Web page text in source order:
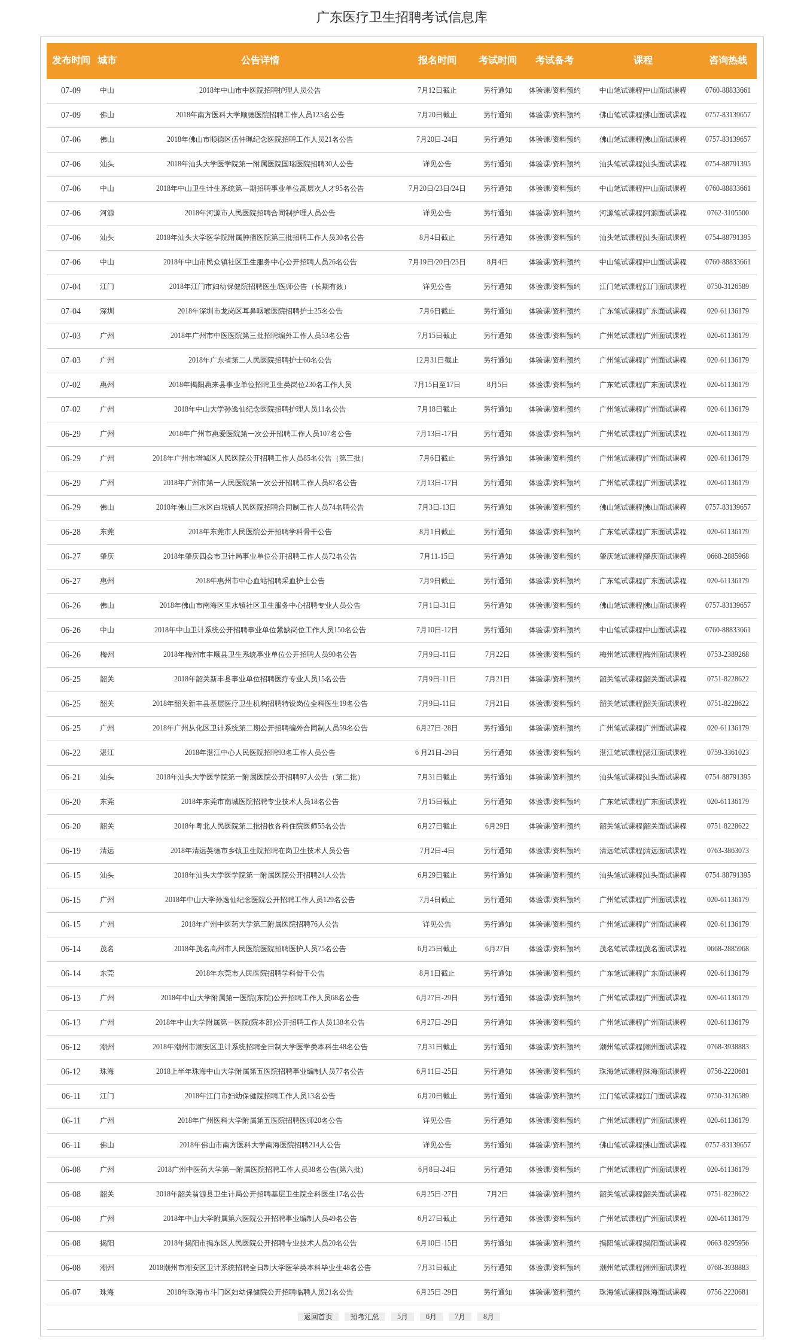
广东医疗卫生招聘考试信息库
发布时间 城市 公告详情 报名时间 考试时间 考试备考 课程 咨询热线
07-09 中山 2018年中山市中医院招聘护理人员公告 7月12日截止 另行通知 体验课/资料预约 中山笔试课程 |中山面试课程 0760-88833661
07-09 佛山 2018年南方医科大学顺德医院招聘工作人员123名公告 7月20日截止 另行通知 体验课/资料预约 佛山笔试课程 |佛山面试课程 0757-83139657
07-06 佛山 2018年佛山市顺德区伍仲珮纪念医院招聘工作人员21名公告 7月20日-24日 另行通知 体验课/资料预约 佛山笔试课程 |佛山面试课程 0757-83139657
07-06 汕头 2018年汕头大学医学院第一附属医院国瑞医院招聘30人公告 详见公告 另行通知 体验课/资料预约 汕头笔试课程 |汕头面试课程 0754-88791395
07-06 中山 2018年中山卫生计生系统第一期招聘事业单位高层次人才95名公告 7月20日/23日/24日 另行通知 体验课/资料预约 中山笔试课程 |中山面试课程 0760-88833661
07-06 河源 2018年河源市人民医院招聘合同制护理人员公告 详见公告 另行通知 体验课/资料预约 河源笔试课程 |河源面试课程 0762-3105500
07-06 汕头 2018年汕头大学医学院附属肿瘤医院第三批招聘工作人员30名公告 8月4日截止 另行通知 体验课/资料预约 汕头笔试课程 |汕头面试课程 0754-88791395
07-06 中山 2018年中山市民众镇社区卫生服务中心公开招聘人员26名公告 7月19日/20日/23日 8月4日 体验课/资料预约 中山笔试课程 |中山面试课程 0760-88833661
07-04 江门 2018年江门市妇幼保健院招聘医生/医师公告（长期有效） 详见公告 另行通知 体验课/资料预约 江门笔试课程 |江门面试课程 0750-3126589
07-04 深圳 2018年深圳市龙岗区耳鼻咽喉医院招聘护士25名公告 7月6日截止 另行通知 体验课/资料预约 广东笔试课程 广东面试课程 020-61136179
07-03 广州 2018年广州市中医医院第三批招聘编外工作人员53名公告 7月15日截止 另行通知 体验课/资料预约 广州笔试课程 广州面试课程 020-61136179
07-03 广州 2018年广东省第二人民医院招聘护士60名公告 12月31日截止 另行通知 体验课/资料预约 广州笔试课程 广州面试课程 020-61136179
07-02 惠州 2018年揭阳惠来县事业单位招聘卫生类岗位230名工作人员 7月15日至17日 8月5日 体验课/资料预约 广东笔试课程 广东面试课程 020-61136179
07-02 广州 2018年中山大学孙逸仙纪念医院招聘护理人员11名公告 7月18日截止 另行通知 体验课/资料预约 广州笔试课程 广州面试课程 020-61136179
06-29 广州 2018年广州市惠爱医院第一次公开招聘工作人员107名公告 7月13日-17日 另行通知 体验课/资料预约 广州笔试课程 广州面试课程 020-61136179
06-29 广州 2018年广州市增城区人民医院公开招聘工作人员85名公告（第三批） 7月6日截止 另行通知 体验课/资料预约 广州笔试课程 广州面试课程 020-61136179
06-29 广州 2018年广州市第一人民医院第一次公开招聘工作人员87名公告 7月13日-17日 另行通知 体验课/资料预约 广州笔试课程 广州面试课程 020-61136179
06-29 佛山 2018年佛山三水区白坭镇人民医院招聘合同制工作人员74名聘公告 7月3日-13日 另行通知 体验课/资料预约 佛山笔试课程 |佛山面试课程 0757-83139657
06-28 东莞 2018年东莞市人民医院公开招聘学科骨干公告 8月1日截止 另行通知 体验课/资料预约 广东笔试课程 广东面试课程 020-61136179
06-27 肇庆 2018年肇庆四会市卫计局事业单位公开招聘工作人员72名公告 7月11-15日 另行通知 体验课/资料预约 肇庆笔试课程 |肇庆面试课程 0668-2885968
06-27 惠州 2018年惠州市中心血站招聘采血护士公告 7月9日截止 另行通知 体验课/资料预约 广东笔试课程 广东面试课程 020-61136179
06-26 佛山 2018年佛山市南海区里水镇社区卫生服务中心招聘专业人员公告 7月1日-31日 另行通知 体验课/资料预约 佛山笔试课程 |佛山面试课程 0757-83139657
06-26 中山 2018年中山卫计系统公开招聘事业单位紧缺岗位工作人员150名公告 7月10日-12日 另行通知 体验课/资料预约 中山笔试课程 |中山面试课程 0760-88833661
06-26 梅州 2018年梅州市丰顺县卫生系统事业单位公开招聘人员90名公告 7月9日-11日 7月22日 体验课/资料预约 梅州笔试课程 |梅州面试课程 0753-2389268
06-25 韶关 2018年韶关新丰县事业单位招聘医疗专业人员15名公告 7月9日-11日 7月21日 体验课/资料预约 韶关笔试课程 |韶关面试课程 0751-8228622
06-25 韶关 2018年韶关新丰县基层医疗卫生机构招聘特设岗位全科医生19名公告 7月9日-11日 7月21日 体验课/资料预约 韶关笔试课程 |韶关面试课程 0751-8228622
06-25 广州 2018年广州从化区卫计系统第二期公开招聘编外合同制人员59名公告 6月27日-28日 另行通知 体验课/资料预约 广州笔试课程 广州面试课程 020-61136179
06-22 湛江 2018年湛江中心人民医院招聘93名工作人员公告 6 月21日-29日 另行通知 体验课/资料预约 湛江笔试课程 |湛江面试课程 0759-3361023
06-21 汕头 2018年汕头大学医学院第一附属医院公开招聘97人公告（第二批） 7月31日截止 另行通知 体验课/资料预约 汕头笔试课程 |汕头面试课程 0754-88791395
06-20 东莞 2018年东莞市南城医院招聘专业技术人员18名公告 7月15日截止 另行通知 体验课/资料预约 广东笔试课程 广东面试课程 020-61136179
06-20 韶关 2018年粤北人民医院第二批招收各科住院医师55名公告 6月27日截止 6月29日 体验课/资料预约 韶关笔试课程 |韶关面试课程 0751-8228622
06-19 清远 2018年清远英德市乡镇卫生院招聘在岗卫生技术人员公告 7月2日-4日 另行通知 体验课/资料预约 清远笔试课程 |清远面试课程 0763-3863073
06-15 汕头 2018年汕头大学医学院第一附属医院公开招聘24人公告 6月29日截止 另行通知 体验课/资料预约 汕头笔试课程 |汕头面试课程 0754-88791395
06-15 广州 2018年中山大学孙逸仙纪念医院公开招聘工作人员129名公告 7月4日截止 另行通知 体验课/资料预约 广州笔试课程 广州面试课程 020-61136179
06-15 广州 2018年广州中医药大学第三附属医院招聘76人公告 详见公告 另行通知 体验课/资料预约 广州笔试课程 广州面试课程 020-61136179
06-14 茂名 2018年茂名高州市人民医院医院招聘医护人员75名公告 6月25日截止 6月27日 体验课/资料预约 茂名笔试课程 茂名面试课程 0668-2885968
06-14 东莞 2018年东莞市人民医院招聘学科骨干公告 8月1日截止 另行通知 体验课/资料预约 广东笔试课程 广东面试课程 020-61136179
06-13 广州 2018年中山大学附属第一医院(东院)公开招聘工作人员68名公告 6月27日-29日 另行通知 体验课/资料预约 广州笔试课程 广州面试课程 020-61136179
06-13 广州 2018年中山大学附属第一医院(院本部)公开招聘工作人员138名公告 6月27日-29日 另行通知 体验课/资料预约 广州笔试课程 广州面试课程 020-61136179
06-12 潮州 2018年潮州市潮安区卫计系统招聘全日制大学医学类本科生48名公告 7月31日截止 另行通知 体验课/资料预约 潮州笔试课程 |潮州面试课程 0768-3938883
06-12 珠海 2018上半年珠海中山大学附属第五医院招聘事业编制人员77名公告 6月11日-25日 另行通知 体验课/资料预约 珠海笔试课程 |珠海面试课程 0756-2220681
06-11 江门 2018年江门市妇幼保健院招聘工作人员13名公告 6月20日截止 另行通知 体验课/资料预约 江门笔试课程 |江门面试课程 0750-3126589
06-11 广州 2018年广州医科大学附属第五医院招聘医师20名公告 详见公告 另行通知 体验课/资料预约 广州笔试课程 广州面试课程 020-61136179
06-11 佛山 2018年佛山市南方医科大学南海医院招聘214人公告 详见公告 另行通知 体验课/资料预约 佛山笔试课程 |佛山面试课程 0757-83139657
06-08 广州 2018广州中医药大学第一附属医院招聘工作人员38名公告(第六批) 6月8日-24日 另行通知 体验课/资料预约 广州笔试课程 广州面试课程 020-61136179
06-08 韶关 2018年韶关翁源县卫生计局公开招聘基层卫生院全科医生17名公告 6月25日-27日 7月2日 体验课/资料预约 韶关笔试课程 |韶关面试课程 0751-8228622
06-08 广州 2018年中山大学附属第六医院公开招聘事业编制人员49名公告 6月27日截止 另行通知 体验课/资料预约 广州笔试课程 广州面试课程 020-61136179
06-08 揭阳 2018年揭阳市揭东区人民医院公开招聘专业技术人员20名公告 6月10日-15日 另行通知 体验课/资料预约 揭阳笔试课程 |揭阳面试课程 0663-8295956
06-08 潮州 2018潮州市潮安区卫计系统招聘全日制大学医学类本科毕业生48名公告 7月31日截止 另行通知 体验课/资料预约 潮州笔试课程 |潮州面试课程 0768-3938883
06-07 珠海 2018年珠海市斗门区妇幼保健院公开招聘临聘人员21名公告 6月25日-29日 另行通知 体验课/资料预约 珠海笔试课程 |珠海面试课程 0756-2220681
返回首页 招考汇总 5月 6月 7月 8月